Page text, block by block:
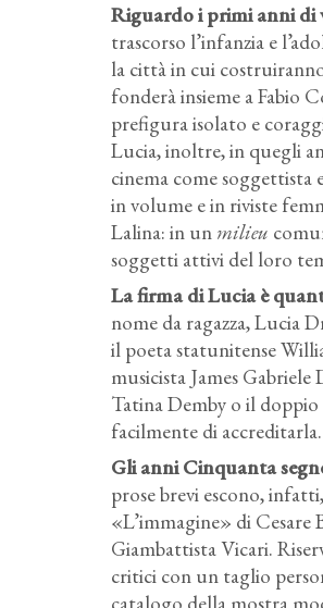
Riguardo i primi anni di
trascorso l’infanzia e
la città in cui
fonderà insieme a Fabio
prefigura isolato e
Lucia, inoltre, in quegli
cinema come soggettista
in volume e in riviste
Lalina: in un milieu
soggetti attivi del loro
La firma di Lucia è
nome da ragazza, Lucia
il poeta statunitense
musicista James Gabriele
Tatina Demby o il
facilmente di accreditarla.
Gli anni Cinquanta
prose brevi escono,
«L’immagine» di
Giambattista Vicari.
critici con un taglio